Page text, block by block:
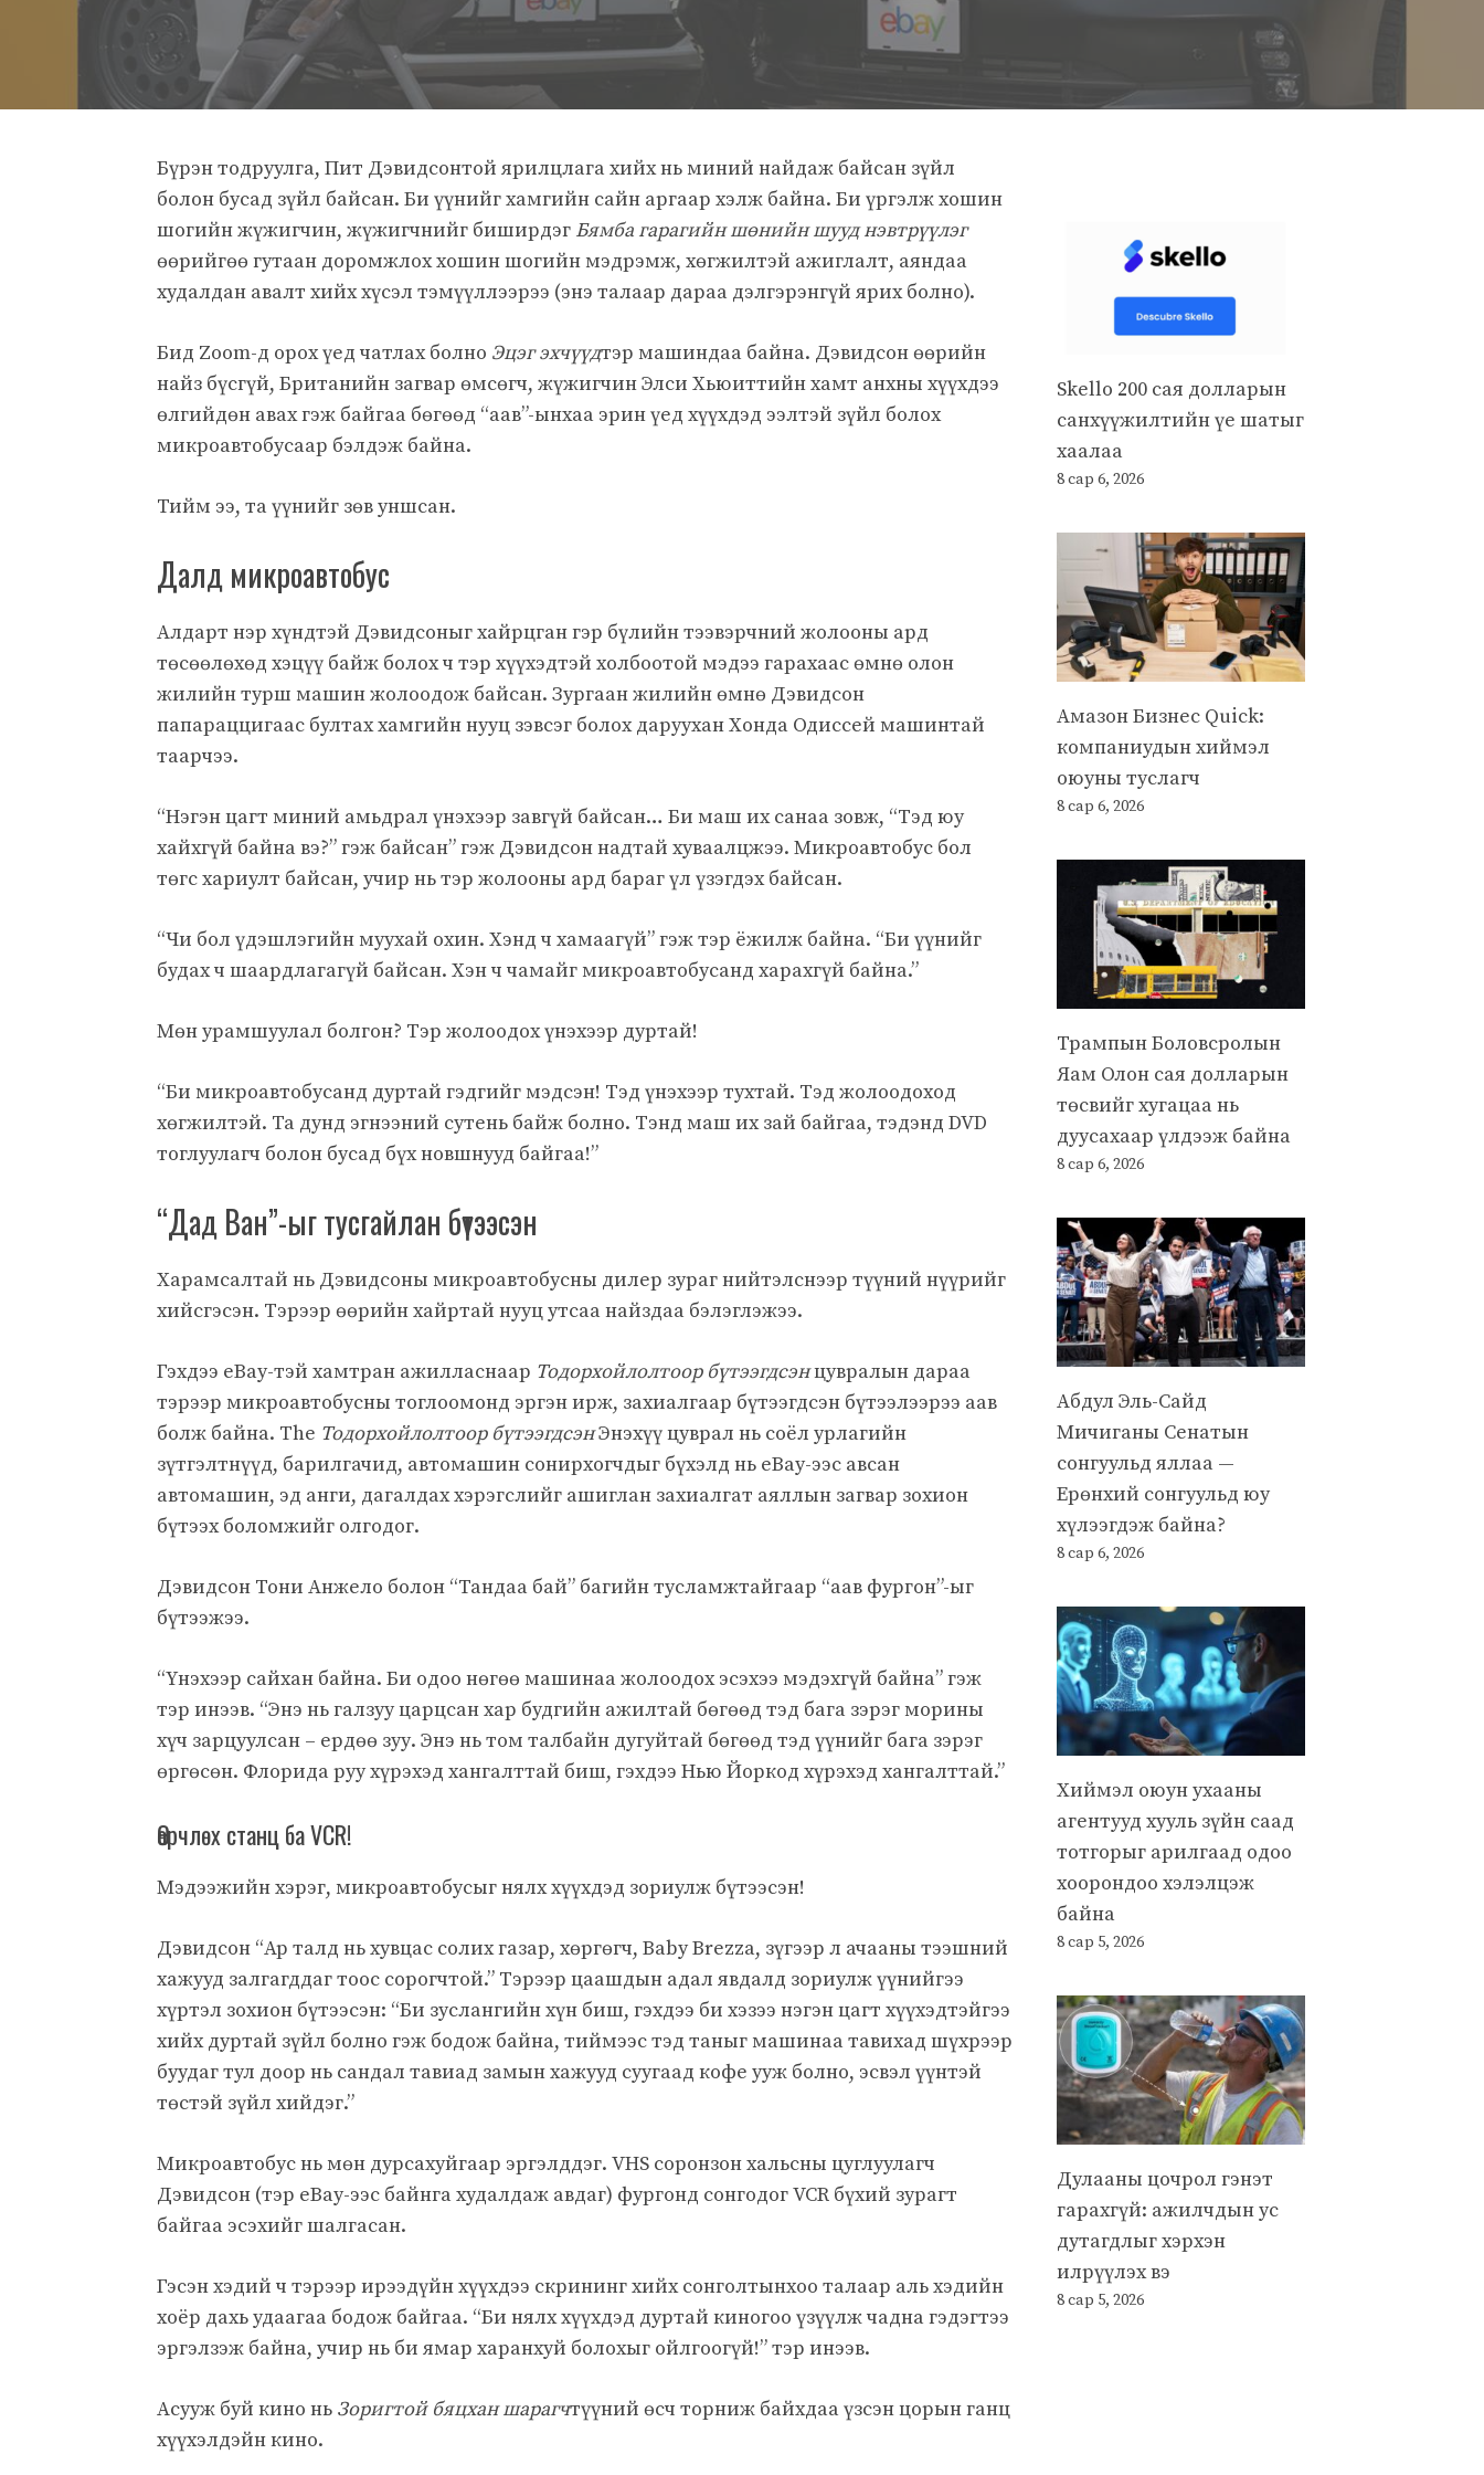
Бүрэн тодруулга, Пит Дэвидсонтой ярилцлага хийх нь миний найдаж байсан зүйл
болон бусад зүйл байсан. Би үүнийг хамгийн сайн аргаар хэлж байна. Би үргэлж хошин
шогийн жүжигчин, жүжигчнийг биширдэг Бямба гарагийн шөнийн шууд нэвтрүүлэг
өөрийгөө гутаан доромжлох хошин шогийн мэдрэмж, хөгжилтэй ажиглалт, аяндаа
худалдан авалт хийх хүсэл тэмүүллээрээ (энэ талаар дараа дэлгэрэнгүй ярих болно).
Бид Zoom-д орох үед чатлах болно Эцэг эхчүүдтэр машиндаа байна. Дэвидсон өөрийн
найз бүсгүй, Британийн загвар өмсөгч, жүжигчин Элси Хьюиттийн хамт анхны хүүхдээ
өлгийдөн авах гэж байгаа бөгөөд “аав”-ынхаа эрин үед хүүхдэд ээлтэй зүйл болох
микроавтобусаар бэлдэж байна.
Тийм ээ, та үүнийг зөв уншсан.
Далд микроавтобус
Алдарт нэр хүндтэй Дэвидсоныг хайрцган гэр бүлийн тээвэрчний жолооны ард
төсөөлөхөд хэцүү байж болох ч тэр хүүхэдтэй холбоотой мэдээ гарахаас өмнө олон
жилийн турш машин жолоодож байсан. Зургаан жилийн өмнө Дэвидсон
папараццигаас бултах хамгийн нууц зэвсэг болох даруухан Хонда Одиссей машинтай
таарчээ.
“Нэгэн цагт миний амьдрал үнэхээр завгүй байсан… Би маш их санаа зовж, “Тэд юу
хайхгүй байна вэ?” гэж байсан” гэж Дэвидсон надтай хуваалцжээ. Микроавтобус бол
төгс хариулт байсан, учир нь тэр жолооны ард бараг үл үзэгдэх байсан.
“Чи бол үдэшлэгийн муухай охин. Хэнд ч хамаагүй” гэж тэр ёжилж байна. “Би үүнийг
будах ч шаардлагагүй байсан. Хэн ч чамайг микроавтобусанд харахгүй байна.”
Мөн урамшуулал болгон? Тэр жолоодох үнэхээр дуртай!
“Би микроавтобусанд дуртай гэдгийг мэдсэн! Тэд үнэхээр тухтай. Тэд жолоодоход
хөгжилтэй. Та дунд эгнээний сутень байж болно. Тэнд маш их зай байгаа, тэдэнд DVD
тоглуулагч болон бусад бүх новшнууд байгаа!”
“Дад Ван”-ыг тусгайлан бүтээсэн
Харамсалтай нь Дэвидсоны микроавтобусны дилер зураг нийтэлснээр түүний нүүрийг
хийсгэсэн. Тэрээр өөрийн хайртай нууц утсаа найздаа бэлэглэжээ.
Гэхдээ eBay-тэй хамтран ажилласнаар Тодорхойлолтоор бүтээгдсэнцувралын дараа
тэрээр микроавтобусны тоглоомонд эргэн ирж, захиалгаар бүтээгдсэн бүтээлээрээ аав
болж байна. The Тодорхойлолтоор бүтээгдсэнЭнэхүү цуврал нь соёл урлагийн
зүтгэлтнүүд, барилгачид, автомашин сонирхогчдыг бүхэлд нь eBay-ээс авсан
автомашин, эд анги, дагалдах хэрэгслийг ашиглан захиалгат аяллын загвар зохион
бүтээх боломжийг олгодог.
Дэвидсон Тони Анжело болон “Тандаа бай” багийн тусламжтайгаар “аав фургон”-ыг
бүтээжээ.
“Үнэхээр сайхан байна. Би одоо нөгөө машинаа жолоодох эсэхээ мэдэхгүй байна” гэж
тэр инээв. “Энэ нь галзуу царцсан хар будгийн ажилтай бөгөөд тэд бага зэрэг морины
хүч зарцуулсан – ердөө зуу. Энэ нь том талбайн дугуйтай бөгөөд тэд үүнийг бага зэрэг
өргөсөн. Флорида руу хүрэхэд хангалттай биш, гэхдээ Нью Йоркод хүрэхэд хангалттай.”
Өөрчлөх станц ба VCR!
Мэдээжийн хэрэг, микроавтобусыг нялх хүүхдэд зориулж бүтээсэн!
Дэвидсон “Ар талд нь хувцас солих газар, хөргөгч, Baby Brezza, зүгээр л ачааны тээшний
хажууд залгагддаг тоос сорогчтой.” Тэрээр цаашдын адал явдалд зориулж үүнийгээ
хүртэл зохион бүтээсэн: “Би зуслангийн хүн биш, гэхдээ би хэзээ нэгэн цагт хүүхэдтэйгээ
хийх дуртай зүйл болно гэж бодож байна, тиймээс тэд таныг машинаа тавихад шүхрээр
буудаг тул доор нь сандал тавиад замын хажууд суугаад кофе ууж болно, эсвэл үүнтэй
төстэй зүйл хийдэг.”
Микроавтобус нь мөн дурсахуйгаар эргэлддэг. VHS соронзон хальсны цуглуулагч
Дэвидсон (тэр eBay-ээс байнга худалдаж авдаг) фургонд сонгодог VCR бүхий зурагт
байгаа эсэхийг шалгасан.
Гэсэн хэдий ч тэрээр ирээдүйн хүүхдээ скрининг хийх сонголтынхоо талаар аль хэдийн
хоёр дахь удаагаа бодож байгаа. “Би нялх хүүхдэд дуртай киногоо үзүүлж чадна гэдэгтээ
эргэлзэж байна, учир нь би ямар харанхуй болохыг ойлгоогүй!” тэр инээв.
Асууж буй кино нь Зоригтой бяцхан шарагчтүүний өсч торниж байхдаа үзсэн цорын ганц
хүүхэлдэйн кино.
Skello 200 сая долларын
санхүүжилтийн үе шатыг
хаалаа
8 сар 6, 2026
Амазон Бизнес Quick:
компаниудын хиймэл
оюуны туслагч
8 сар 6, 2026
Трампын Боловсролын
Яам Олон сая долларын
төсвийг хугацаа нь
дуусахаар үлдээж байна
8 сар 6, 2026
Абдул Эль-Сайд
Мичиганы Сенатын
сонгуульд яллаа —
Ерөнхий сонгуульд юу
хүлээгдэж байна?
8 сар 6, 2026
Хиймэл оюун ухааны
агентууд хууль зүйн саад
тотгорыг арилгаад одоо
хоорондоо хэлэлцэж
байна
8 сар 5, 2026
Дулааны цочрол гэнэт
гарахгүй: ажилчдын ус
дутагдлыг хэрхэн
илрүүлэх вэ
8 сар 5, 2026